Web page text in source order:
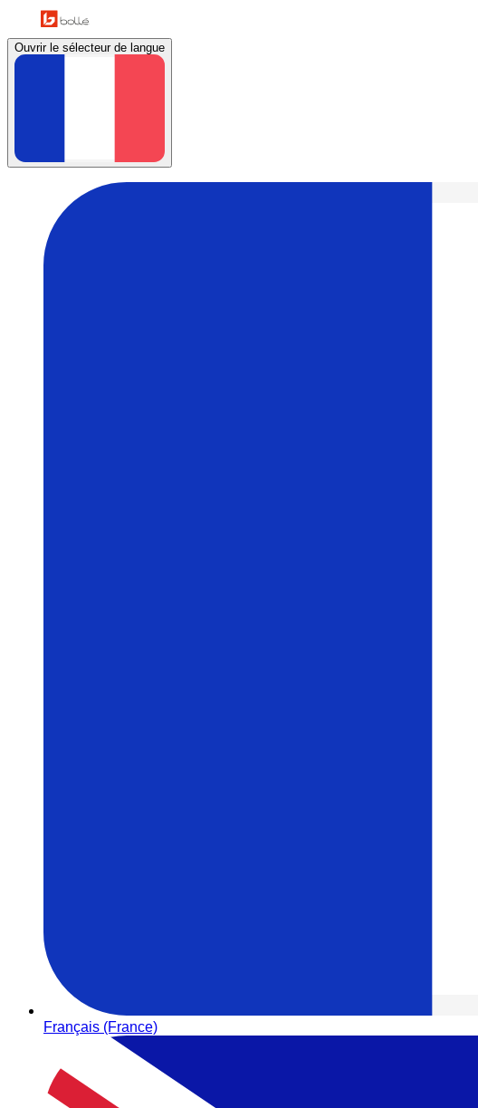
Ouvrir le sélecteur de langue
Français (France)